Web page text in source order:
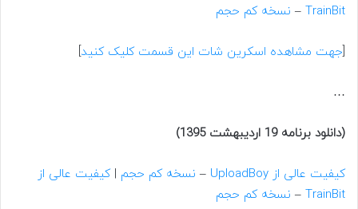
TrainBit
– نسخه کم حجم
[جهت مشاهده اسکرین شات این قسمت کلیک کنید]
…
(دانلود برنامه 19 اردیبهشت 1395)
کیفیت عالی از UploadBoy – نسخه کم حجم |کیفیت عالی از
TrainBit
– نسخه کم حجم